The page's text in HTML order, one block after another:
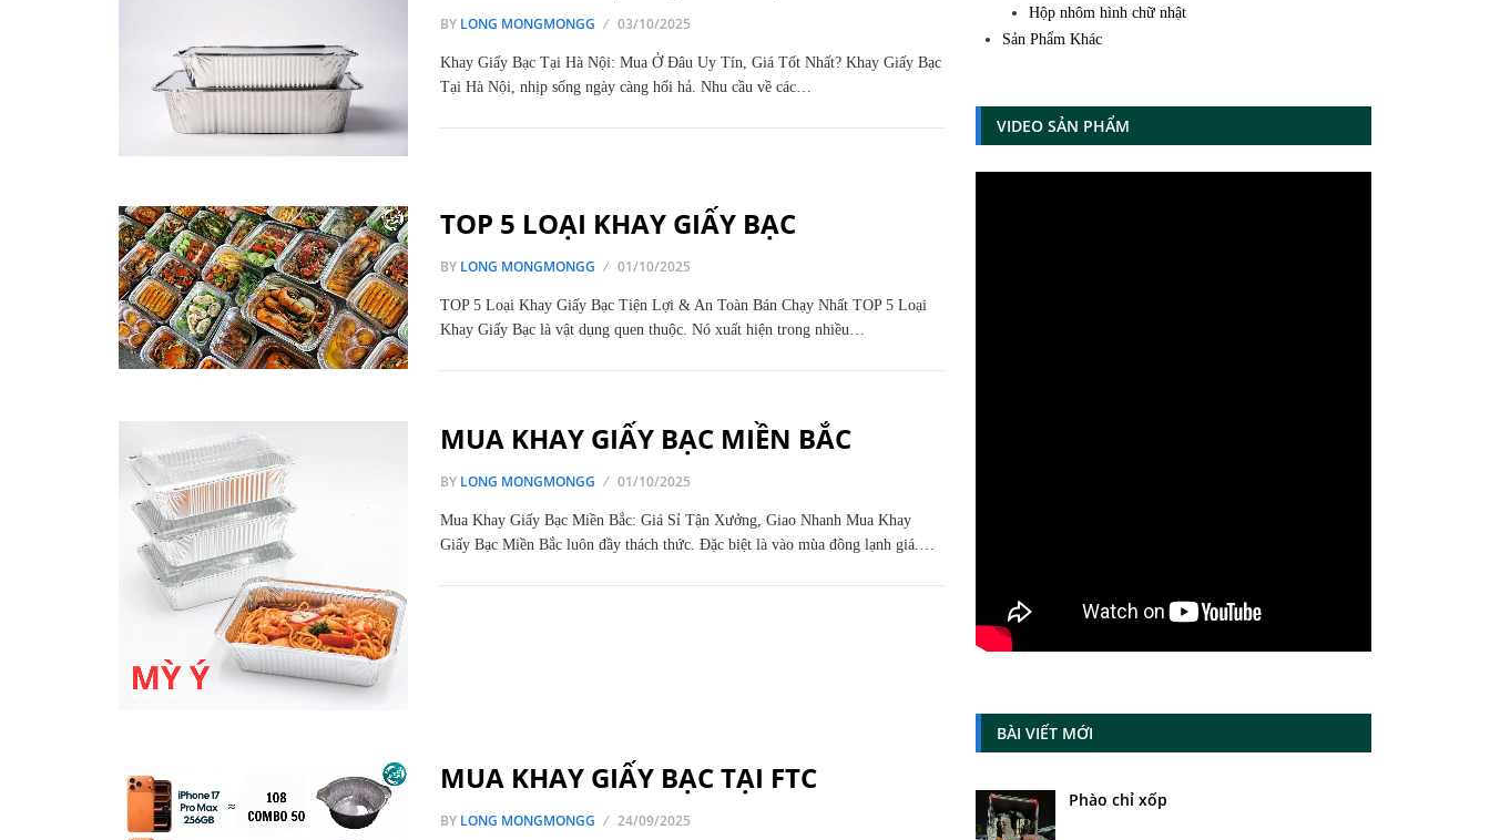
BY LONG MONGMONGG 03/10/2025
Khay Giấy Bạc Tại Hà Nội: Mua Ở Đâu Uy Tín, Giá Tốt Nhất? Khay Giấy Bạc
Tại Hà Nội, nhịp sống ngày càng hối hả. Nhu cầu về các…
TOP 5 LOẠI KHAY GIẤY BẠC
BY LONG MONGMONGG 01/10/2025
TOP 5 Loại Khay Giấy Bạc Tiện Lợi & An Toàn Bán Chạy Nhất TOP 5 Loại
Khay Giấy Bạc là vật dụng quen thuộc. Nó xuất hiện trong nhiều…
MUA KHAY GIẤY BẠC MIỀN BẮC
BY LONG MONGMONGG 01/10/2025
Mua Khay Giấy Bạc Miền Bắc: Giá Sỉ Tận Xưởng, Giao Nhanh Mua Khay
Giấy Bạc Miền Bắc luôn đầy thách thức. Đặc biệt là vào mùa đông lạnh giá.…
MUA KHAY GIẤY BẠC TẠI FTC
BY LONG MONGMONGG 24/09/2025
Hộp nhôm hình chữ nhật
Sản Phẩm Khác
VIDEO SẢN PHẨM
BÀI VIẾT MỚI
Phào chỉ xốp